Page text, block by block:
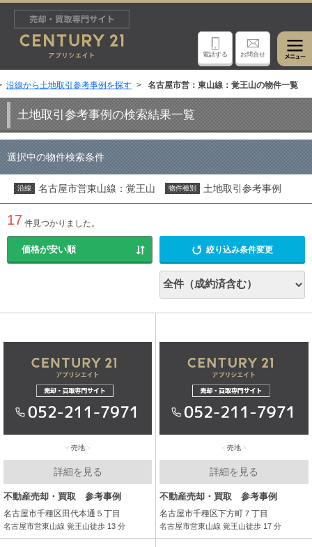
電話する お問合せ
沿線から土地取引参考事例を探す 名古屋市営：東山線：覚王山の物件一覧
土地取引参考事例の検索結果一覧
選択中の物件検索条件
沿線 名古屋市営東山線：覚王山 物件種別 土地取引参考事例
17 件見つかりました。
絞り込み条件変更
売地
詳細を見る
不動産売却・買取 参考事例
名古屋市千種区田代本通５丁目
名古屋市営東山線 覚王山徒歩 13 分
売地
詳細を見る
不動産売却・買取 参考事例
名古屋市千種区下方町７丁目
名古屋市営東山線 覚王山徒歩 17 分